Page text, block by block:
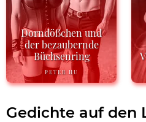
Dorndößchen und
der bezaubernde
Büchsenring
PETER HU
Gedichte auf den